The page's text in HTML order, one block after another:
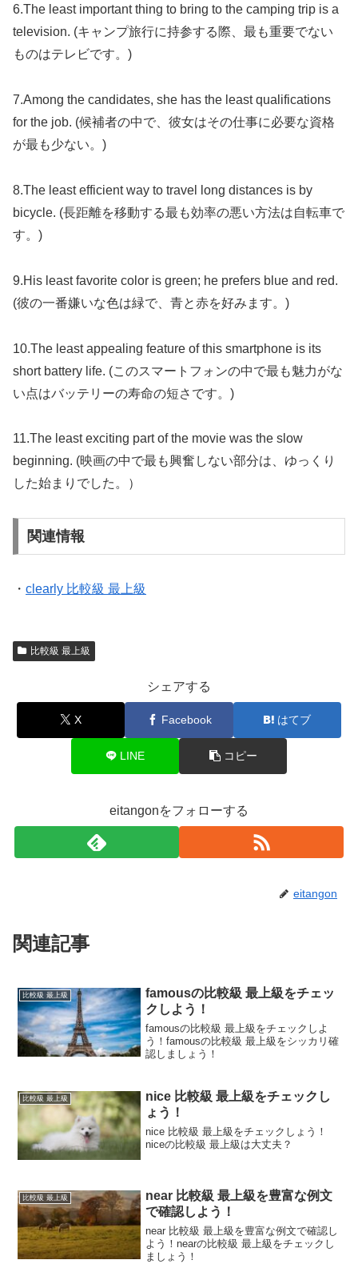
6.The least important thing to bring to the camping trip is a
television. (キャンプ旅行に持参する際、最も重要でない
ものはテレビです。)
7.Among the candidates, she has the least qualifications
for the job. (候補者の中で、彼女はその仕事に必要な資格
が最も少ない。)
8.The least efficient way to travel long distances is by
bicycle. (長距離を移動する最も効率の悪い方法は自転車で
す。)
9.His least favorite color is green; he prefers blue and red.
(彼の一番嫌いな色は緑で、青と赤を好みます。)
10.The least appealing feature of this smartphone is its
short battery life. (このスマートフォンの中で最も魅力がな
い点はバッテリーの寿命の短さです。)
11.The least exciting part of the movie was the slow
beginning. (映画の中で最も興奮しない部分は、ゆっくり
した始まりでした。）
関連情報
・ clearly 比較級 最上級
比較級 最上級
シェアする
X Facebook はてブ
LINE コピー
eitangonをフォローする
eitangon
関連記事
比較級 最上級
famousの比較級 最上級をチェッ
クしよう！
famousの比較級 最上級をチェックしよ
う！famousの比較級 最上級をシッカリ確
認しましょう！
比較級 最上級
nice 比較級 最上級をチェックし
ょう！
nice 比較級 最上級をチェックしょう！
niceの比較級 最上級は大丈夫？
比較級 最上級
near 比較級 最上級を豊富な例文
で確認しよう！
near 比較級 最上級を豊富な例文で確認し
よう！nearの比較級 最上級をチェックし
ましょう！